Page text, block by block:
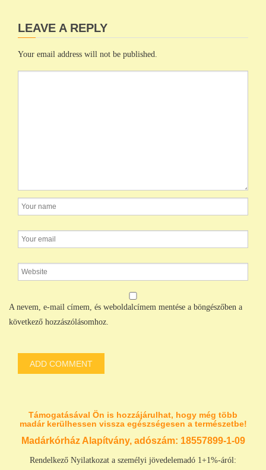
LEAVE A REPLY
Your email address will not be published.
A nevem, e-mail címem, és weboldalcímem mentése a böngészőben a
következő hozzászólásomhoz.
Támogatásával Ön is hozzájárulhat, hogy még több
madár kerülhessen vissza egészségesen a természetbe!
Madárkórház Alapítvány, adószám: 18557899-1-09
Rendelkező Nyilatkozat a személyi jövedelemadó 1+1%-áról: